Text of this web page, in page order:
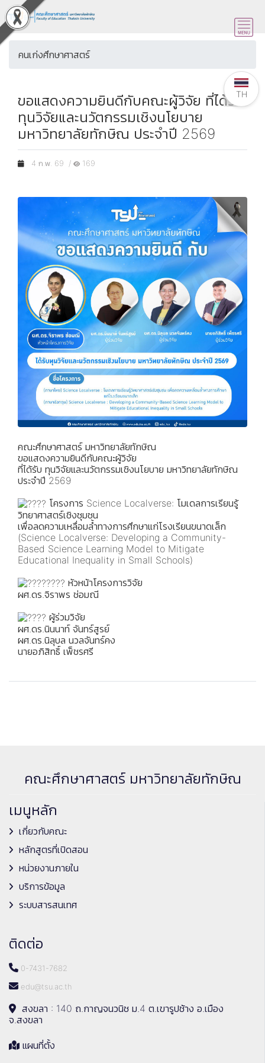
คนเก่งศึกษาศาสตร์
ขอแสดงความยินดีกับคณะผู้วิจัย ที่ได้รับ
ทุนวิจัยและนวัตกรรมเชิงนโยบาย
มหาวิทยาลัยทักษิณ ประจำปี 2569
4 ก.พ. 69 / 169
คณะศึกษาศาสตร์ มหาวิทยาลัยทักษิณ
ขอแสดงความยินดีกับคณะผู้วิจัย
ที่ได้รับ ทุนวิจัยและนวัตกรรมเชิงนโยบาย มหาวิทยาลัยทักษิณ
ประจำปี 2569
โครงการ Science Localverse: โมเดลการเรียนรู้
วิทยาศาสตร์เชิงชุมชน
เพื่อลดความเหลื่อมล้ำทางการศึกษาแก่โรงเรียนขนาดเล็ก
(Science Localverse: Developing a Community-
Based Science Learning Model to Mitigate
Educational Inequality in Small Schools)
หัวหน้าโครงการวิจัย
ผศ.ดร.จิราพร ช่อมณี
ผู้ร่วมวิจัย
ผศ.ดร.นินนาท์ จันทร์สูรย์
ผศ.ดร.นิลุบล นวลจันทร์คง
นายอภิสิทธิ์ เพ็ชรศรี
คณะศึกษาศาสตร์ มหาวิทยาลัยทักษิณ
เมนูหลัก
เกี่ยวกับคณะ
หลักสูตรที่เปิดสอน
หน่วยงานภายใน
บริการข้อมูล
ระบบสารสนเทศ
ติดต่อ
0-7431-7682
edu@tsu.ac.th
สงขลา : 140 ถ.กาญจนวนิช ม.4 ต.เขารูปช้าง อ.เมือง
จ.สงขลา
แผนที่ตั้ง
TH